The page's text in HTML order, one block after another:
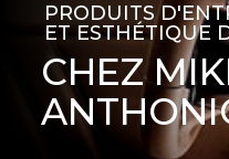
PRODUITS
ET ESTHÉTIQUE
CHEZ